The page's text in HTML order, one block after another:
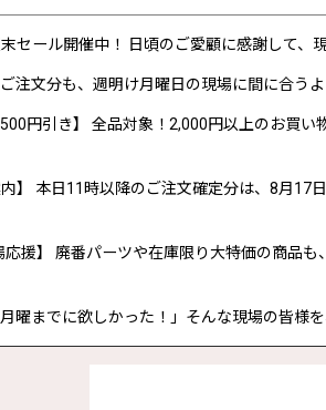
セール開催中！ 日頃のご愛顧に感謝して、
注文分も、週明け月曜日の現場に間に合う
500円引き】 全品対象！2,000円以上のお買
内】 本日11時以降のご注文確定分は、8月17
応援】 廃番パーツや在庫限り大特価の商品
月曜までに欲しかった！」そんな現場の皆様